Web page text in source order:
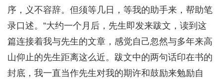
序，义不容辞。但须等几日，等我的助手来，帮助笔
录口述。”大约一个月后，先生即发来跋文，读到这
篇连接着我与先生的文章，感觉自己忽然与多年来高
山仰止的先生距离这么近。跋文中的两句话印在书的
封底，我一直当作先生对我的期许和鼓励来勉励自